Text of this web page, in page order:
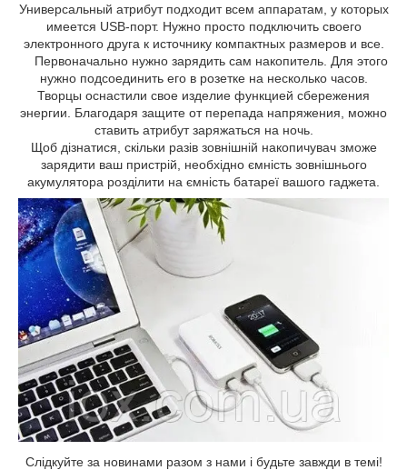
Универсальный атрибут подходит всем аппаратам, у которых
имеется USB-порт. Нужно просто подключить своего
электронного друга к источнику компактных размеров и все.
Первоначально нужно зарядить сам накопитель. Для этого
нужно подсоединить его в розетке на несколько часов.
Творцы оснастили свое изделие функцией сбережения
энергии. Благодаря защите от перепада напряжения, можно
ставить атрибут заряжаться на ночь.
Щоб дізнатися, скільки разів зовнішній накопичувач зможе
зарядити ваш пристрій, необхідно ємність зовнішнього
акумулятора розділити на ємність батареї вашого гаджета.
Слідкуйте за новинами разом з нами і будьте завжди в темі!